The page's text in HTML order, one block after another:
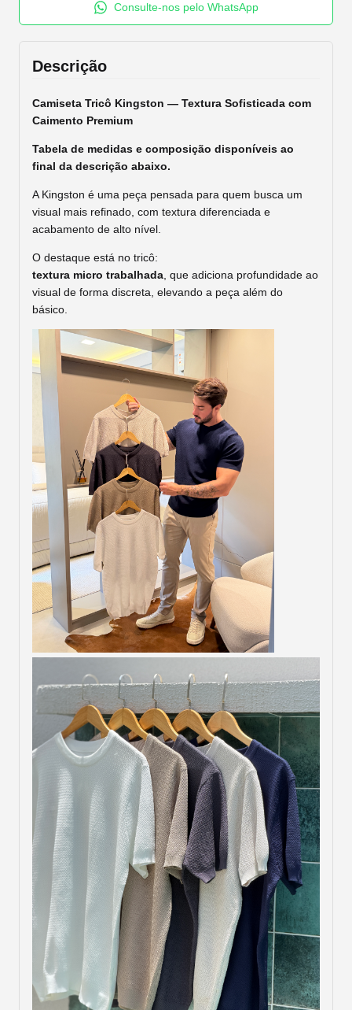
Consulte-nos pelo WhatsApp
Descrição
Camiseta Tricô Kingston — Textura Sofisticada com
Caimento Premium
Tabela de medidas e composição disponíveis ao
final da descrição abaixo.
A Kingston é uma peça pensada para quem busca um
visual mais refinado, com textura diferenciada e
acabamento de alto nível.
O destaque está no tricô:
textura micro trabalhada , que adiciona profundidade ao
visual de forma discreta, elevando a peça além do
básico.